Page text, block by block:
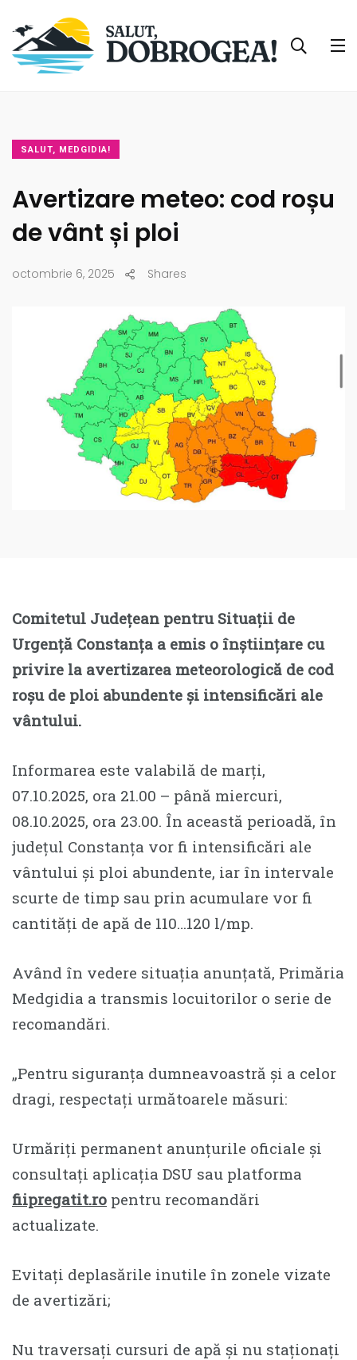
SALUT, MEDGIDIA!
Avertizare meteo: cod roșu
de vânt și ploi
octombrie 6, 2025 Shares
Comitetul Județean pentru Situații de
Urgență Constanța a emis o înștiințare cu
privire la avertizarea meteorologică de cod
roșu de ploi abundente și intensificări ale
vântului.
Informarea este valabilă de marți,
07.10.2025, ora 21.00 – până miercuri,
08.10.2025, ora 23.00. În această perioadă, în
județul Constanța vor fi intensificări ale
vântului și ploi abundente, iar în intervale
scurte de timp sau prin acumulare vor fi
cantități de apă de 110…120 l/mp.
Având în vedere situația anunțată, Primăria
Medgidia a transmis locuitorilor o serie de
recomandări.
„Pentru siguranța dumneavoastră și a celor
dragi, respectați următoarele măsuri:
Urmăriți permanent anunțurile oficiale și
consultați aplicația DSU sau platforma
fiipregatit.ro pentru recomandări
actualizate.
Evitați deplasările inutile în zonele vizate
de avertizări;
Nu traversați cursuri de apă și nu staționați